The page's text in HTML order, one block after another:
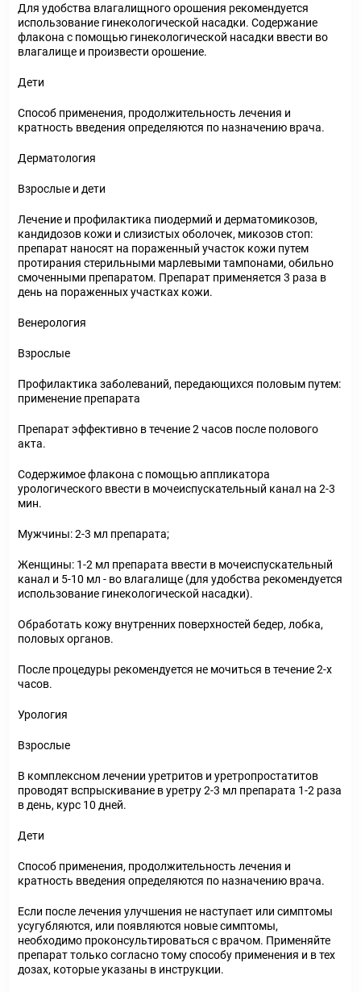
Для удобства влагалищного орошения рекомендуется
использование гинекологической насадки. Содержание
флакона с помощью гинекологической насадки ввести во
влагалище и произвести орошение.
Дети
Способ применения, продолжительность лечения и
кратность введения определяются по назначению врача.
Дерматология
Взрослые и дети
Лечение и профилактика пиодермий и дерматомикозов,
кандидозов кожи и слизистых оболочек, микозов стоп:
препарат наносят на пораженный участок кожи путем
протирания стерильными марлевыми тампонами, обильно
смоченными препаратом. Препарат применяется 3 раза в
день на пораженных участках кожи.
Венерология
Взрослые
Профилактика заболеваний, передающихся половым путем:
применение препарата
Препарат эффективно в течение 2 часов после полового
акта.
Содержимое флакона с помощью аппликатора
урологического ввести в мочеиспускательный канал на 2-3
мин.
Мужчины: 2-3 мл препарата;
Женщины: 1-2 мл препарата ввести в мочеиспускательный
канал и 5-10 мл - во влагалище (для удобства рекомендуется
использование гинекологической насадки).
Обработать кожу внутренних поверхностей бедер, лобка,
половых органов.
После процедуры рекомендуется не мочиться в течение 2-х
часов.
Урология
Взрослые
В комплексном лечении уретритов и уретропростатитов
проводят вспрыскивание в уретру 2-3 мл препарата 1-2 раза
в день, курс 10 дней.
Дети
Способ применения, продолжительность лечения и
кратность введения определяются по назначению врача.
Если после лечения улучшения не наступает или симптомы
усугубляются, или появляются новые симптомы,
необходимо проконсультироваться с врачом. Применяйте
препарат только согласно тому способу применения и в тех
дозах, которые указаны в инструкции.